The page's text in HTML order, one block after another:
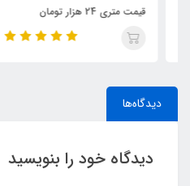
قیمت متری 24 هزار تومان
دیدگاه‌ها
دیدگاه خود را بنویسید